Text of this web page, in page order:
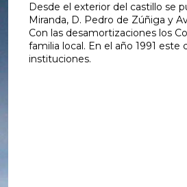
Desde el exterior del castillo se
Miranda, D. Pedro de Zúñiga y
Con las desamortizaciones los
familia local. En el año 1991
instituciones.